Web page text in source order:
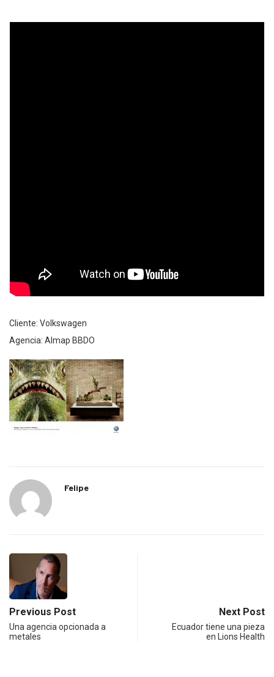
Cliente: Volkswagen
Agencia: Almap BBDO
Felipe
Previous Post
Una agencia opcionada a
metales
Next Post
Ecuador tiene una pieza
en Lions Health